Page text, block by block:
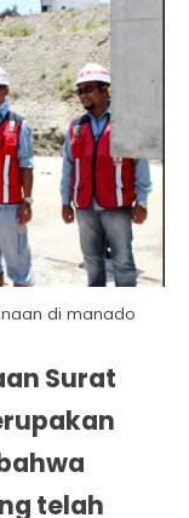
di manado
Surat
telah